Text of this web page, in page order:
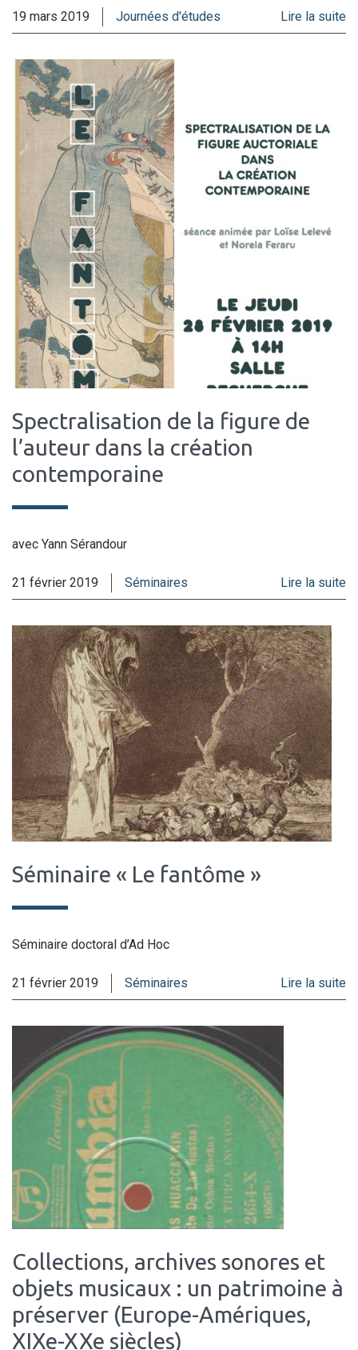
19 mars 2019 Journées d'études Lire la suite
Spectralisation de la figure de
l’auteur dans la création
contemporaine
avec Yann Sérandour
21 février 2019 Séminaires Lire la suite
Séminaire « Le fantôme »
Séminaire doctoral d’Ad Hoc
21 février 2019 Séminaires Lire la suite
Collections, archives sonores et
objets musicaux : un patrimoine à
préserver (Europe-Amériques,
XIXe-XXe siècles)